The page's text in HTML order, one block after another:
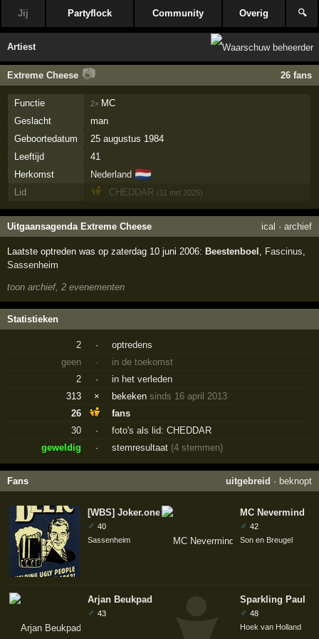
Jij Partyflock Community Overig 🔍
Artiest
Extreme Cheese 📷 26 fans
Functie 2× MC
Geslacht
man
Geboortedatum
25 augustus 1984
Leeftijd
41
Herkomst
Nederland 🇳🇱
Lid CHEDDAR (11 mrt 2025)
Uitgaansagenda Extreme Cheese ical · archief
Laatste optreden was op zaterdag 10 juni 2006:Beestenboel Fascinus
Sassenheim
toon archief, 2 evenementen
Statistieken
2 ·
optredens
geen
·
in de toekomst
2
·
in het verleden
313
× bekekensinds 16 april 2013
26
fans
30
·
foto's als lid: CHEDDAR
geweldig
· stemresultaat (4 stemmen)
Fans uitgebreid · beknopt
[WBS] Joker.one
♂ 40
Sassenheim
Arjan Beukpad
♂ 43
MC Nevermind
♂ 42
Son en Breugel
Sparkling Paul
♂ 48
Hoek van Holland